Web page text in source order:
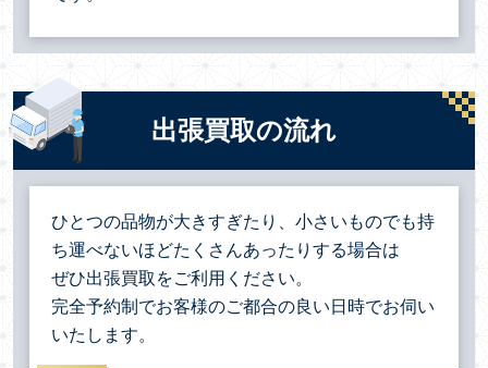
出張買取の流れ
ひとつの品物が大きすぎたり、小さいものでも持
ち運べないほどたくさんあったりする場合は
ぜひ出張買取をご利用ください。
完全予約制でお客様のご都合の良い日時でお伺い
いたします。